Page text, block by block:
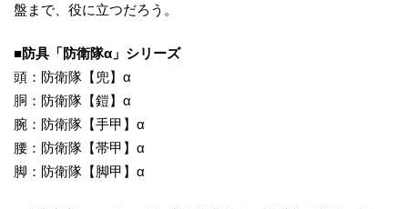
盤まで、役に立つだろう。
■防具「防衛隊α 」シリーズ
頭：防衛隊【兜】α
胴：防衛隊【鎧】α
腕：防衛隊【手甲】α
腰：防衛隊【帯甲】α
脚：防衛隊【脚甲】α